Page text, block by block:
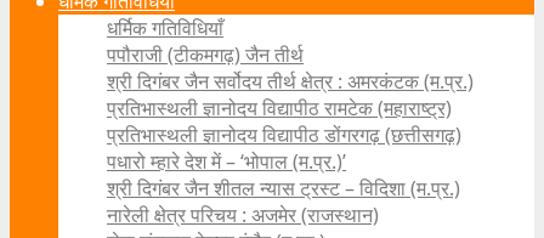
धर्मिक गतिविधियाँ
पपौराजी (टीकमगढ़) जैन तीर्थ
श्री दिगंबर जैन सर्वोदय तीर्थ क्षेत्र : अमरकंटक (म.प्र.)
प्रतिभास्थली ज्ञानोदय विद्यापीठ रामटेक (महाराष्ट्र)
प्रतिभास्थली ज्ञानोदय विद्यापीठ डोंगरगढ़ (छत्तीसगढ़)
पधारो म्हारे देश में – ‘भोपाल (म.प्र.)’
श्री दिगंबर जैन शीतल न्यास ट्रस्ट – विदिशा (म.प्र.)
नारेली क्षेत्र परिचय : अजमेर (राजस्थान)